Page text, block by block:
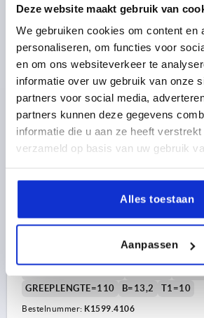
Deze website maakt gebruik van
We gebruiken cookies om content en
personaliseren, om functies voor
en om ons websiteverkeer te
informatie over uw gebruik van onze
partners voor social media,
partners kunnen deze gegevens
informatie die u aan ze heeft
verzameld op basis van uw gebruik
Alles toestaan
Aanpassen
KLEMHEFBOOM MET
M10, ZINK ZILVER HOOGGLANS
OPPERVLAK
GREEPLENGTE=110
B=13,2 T1=10
Bestelnummer: K1599.4106